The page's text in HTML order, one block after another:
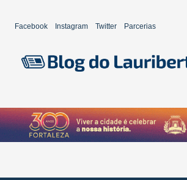
Facebook Instagram Twitter Parcerias